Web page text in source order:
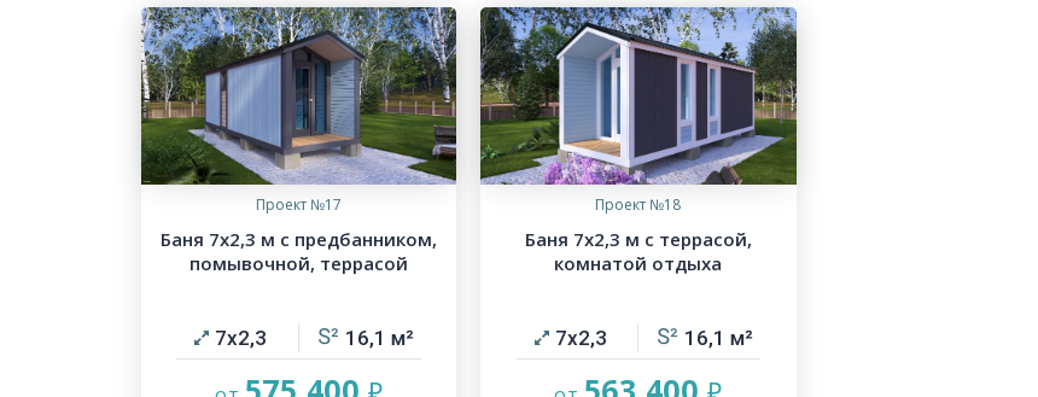
Проект №17
Баня 7х2,3 м с предбанником,
помывочной, террасой
7х2,3 16,1
Проект №18
Баня 7х2,3 м с террасой,
комнатой отдыха
7х2,3 16,1